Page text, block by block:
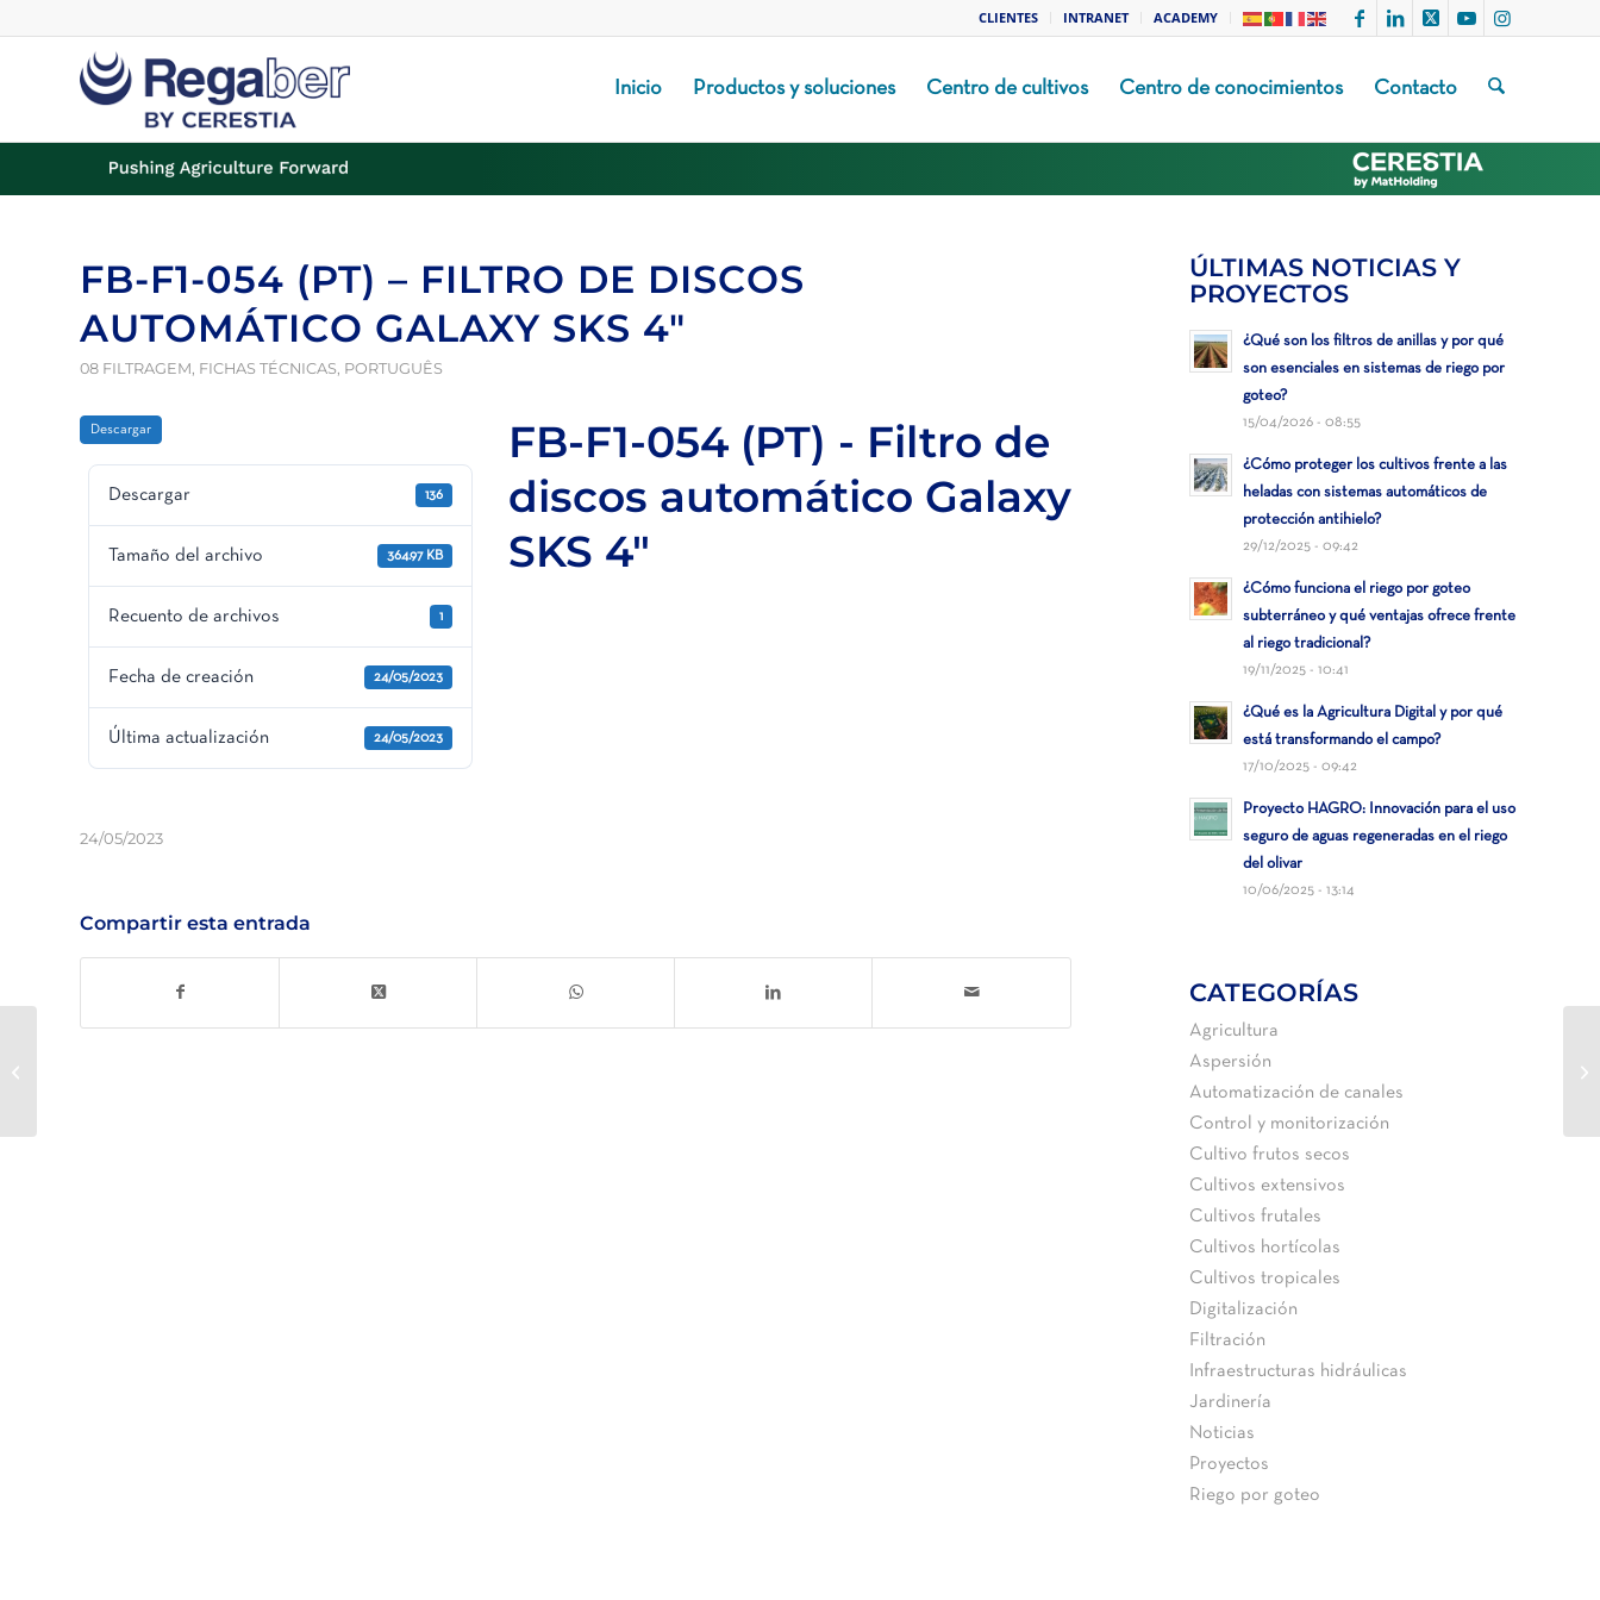
CLIENTES INTRANET ACADEMY
Inicio Productos y soluciones Centro de cultivos Centro de conocimientos Contacto
FB-F1-054 (PT) – FILTRO DE DISCOS
AUTOMÁTICO GALAXY SKS 4″
08 FILTRAGEM, FICHAS TÉCNICAS, PORTUGUÊS
Descargar
Descargar 136
Tamaño del archivo 364.97 KB
Recuento de archivos 1
Fecha de creación 24/05/2023
Última actualización 24/05/2023
FB-F1-054 (PT) - Filtro de
discos automático Galaxy
SKS 4"
24/05/2023
Compartir esta entrada
ÚLTIMAS NOTICIAS Y
PROYECTOS
¿Qué son los filtros de anillas y por qué
son esenciales en sistemas de riego por
goteo?
15/04/2026 - 08:55
¿Cómo proteger los cultivos frente a las
heladas con sistemas automáticos de
protección antihielo?
29/12/2025 - 09:42
¿Cómo funciona el riego por goteo
subterráneo y qué ventajas ofrece frente
al riego tradicional?
19/11/2025 - 10:41
¿Qué es la Agricultura Digital y por qué
está transformando el campo?
17/10/2025 - 09:42
Proyecto HAGRO: Innovación para el uso
seguro de aguas regeneradas en el riego
del olivar
10/06/2025 - 13:14
CATEGORÍAS
Agricultura
Aspersión
Automatización de canales
Control y monitorización
Cultivo frutos secos
Cultivos extensivos
Cultivos frutales
Cultivos hortícolas
Cultivos tropicales
Digitalización
Filtración
Infraestructuras hidráulicas
Jardinería
Noticias
Proyectos
Riego por goteo